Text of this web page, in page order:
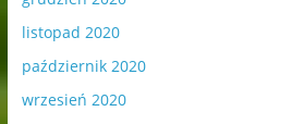
listopad 2020
październik 2020
wrzesień 2020